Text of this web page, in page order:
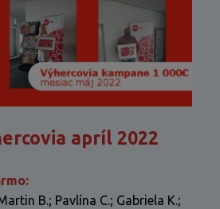
apríl 2022
B.; Pavlína C.; Gabriela K.;